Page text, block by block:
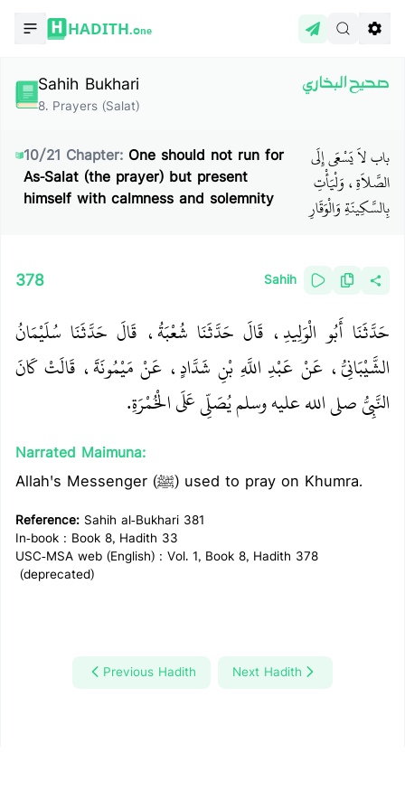
HADITH.One
Sahih Bukhari
8. Prayers (Salat)
صحيح البخاري
10/21 Chapter:One should not run for
As-Salat (the prayer) but present
himself with calmness and solemnity
باب لاَ يَسْعَى إِلَى
الصَّلاَةِ، وَلْيَأْتِ
بِالسَّكِينَةِ وَالْوَقَارِ
378 Sahih
حَدَّثَنَا أَبُو الْوَلِيدِ، قَالَ حَدَّثَنَا شُعْبَةُ، قَالَ حَدَّثَنَا سُلَيْمَانُ
الشَّيْبَانِيُّ، عَنْ عَبْدِ اللَّهِ بْنِ شَدَّادٍ، عَنْ مَيْمُونَةَ، قَالَتْ كَانَ
النَّبِيُّ صلى الله عليه وسلم يُصَلِّي عَلَى الْخُمْرَةِ‏.‏
Narrated Maimuna:
Allah's Messenger (ﷺ) used to pray on Khumra.
Reference: Sahih al-Bukhari 381
In-book : Book 8, Hadith 33
USC-MSA web (English) : Vol. 1, Book 8, Hadith 378
(deprecated)
Previous Hadith Next Hadith